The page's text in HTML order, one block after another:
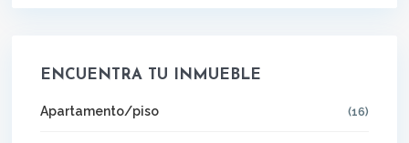
ENCUENTRA TU INMUEBLE
Apartamento/piso (16)